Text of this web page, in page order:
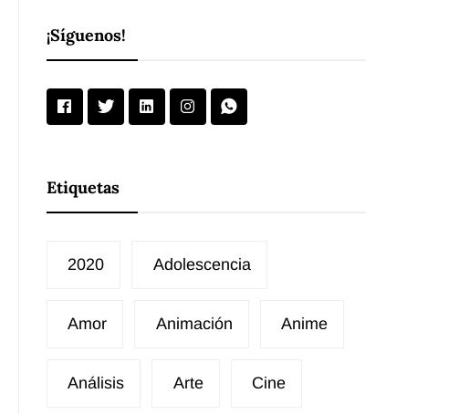
¡Síguenos!
Etiquetas
2020 Adolescencia
Amor Animación Anime
Análisis Arte Cine